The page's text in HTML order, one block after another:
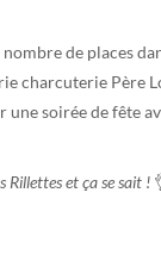
de places
charcuterie Père
une soirée de fête
Rillettes et ça se sait !